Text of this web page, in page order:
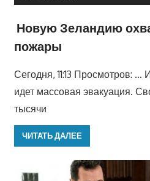
Новую Зеландию
пожары
Сегодня, 11:13 Просмотров: …
идет массовая эвакуация.
тысячи
ЧИТАТЬ ДАЛЕЕ